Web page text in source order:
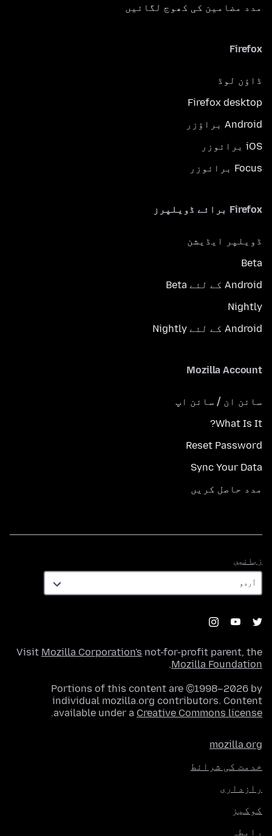
مدد مضامین کی کھوج لگائیں
Firefox
ڈاؤن لوڈ
Firefox desktop
Android براؤزر
iOS برائوزر
Focus برائوزر
Firefox برائے ڈویلپرز
ڈویلپر ایڈیشن
Beta
Android کے لئے Beta
Nightly
Android کے لئے Nightly
Mozilla Account
سائن ان / سائن اپ
What Is It?
Reset Password
Sync Your Data
مدد حاصل کریں
زبانیں
Visit Mozilla Corporation's not-for-profit parent, the
Mozilla Foundation
.
Portions of this content are ©1998–2026 by
individual mozilla.org contributors. Content
available under a Creative Commons license
.
mozilla.org
خدمت کی شرائط
رازداری
کوکیز
رابطہ